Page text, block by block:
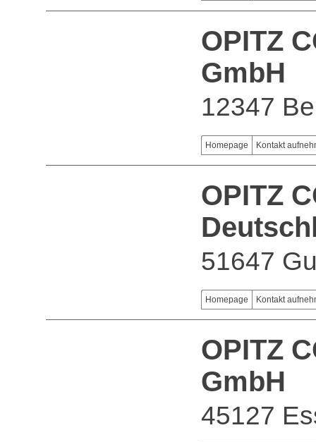
OPITZ
GmbH
12347
Homepage Kontakt
OPITZ
51647
Homepage Kontakt
OPITZ
GmbH
45127